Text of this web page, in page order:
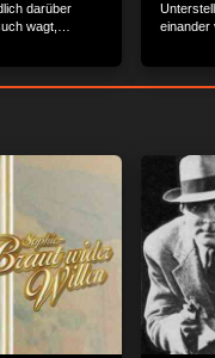
darüber
wagt,
einander